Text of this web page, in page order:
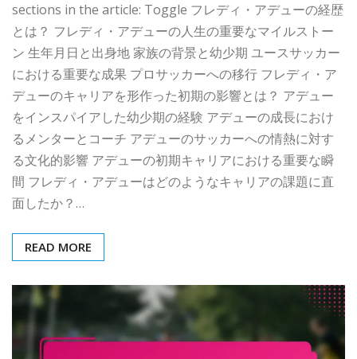
sections in the article: Toggle フレディ・アデューの経歴
とは？ フレディ・アデューの人生の重要なマイルストー
ン 生年月日と出身地 家族の背景と幼少期 ユースサッカー
における重要な成果 プロサッカーへの移行 フレディ・ア
デューのキャリアを形作った初期の影響とは？ アデュー
をインスパイアした幼少期の経験 アデューの成長におけ
るメンターとコーチ アデューのサッカーへの情熱に対す
る文化的影響 アデューの初期キャリアにおける重要な瞬
間 フレディ・アデューはどのようなキャリアの課題に直
面したか？…
READ MORE